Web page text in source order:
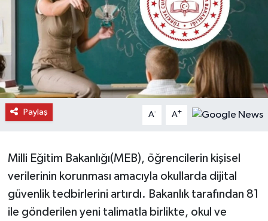
Paylaş A- A+
Milli Eğitim Bakanlığı(MEB), öğrencilerin kişisel
verilerinin korunması amacıyla okullarda dijital
güvenlik tedbirlerini artırdı. Bakanlık tarafından 81
ile gönderilen yeni talimatla birlikte, okul ve
Hanönü Haberleri
İhsangazi Haberleri
İnebolu Haberleri
Küre Haberleri
Pınarbaşı Haberleri
Şenpazar Haberleri